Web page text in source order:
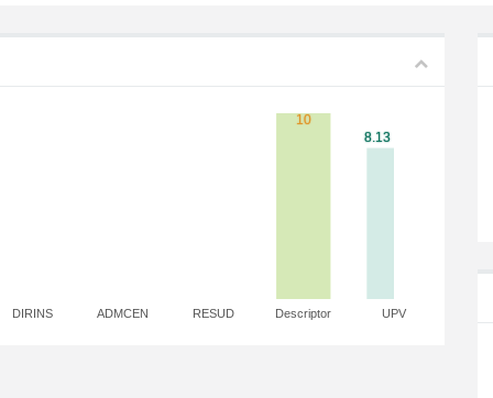
DIRINS ADMCEN RESUD Descriptor UPV